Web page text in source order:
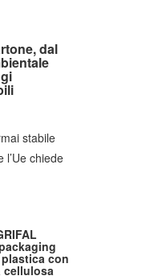
dal
stabile
l’Ue chiede
con
cellulosa